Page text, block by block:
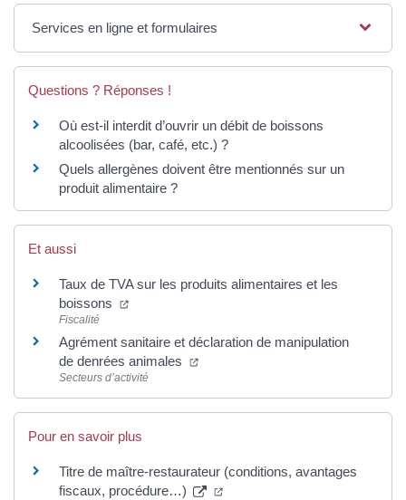
Services en ligne et formulaires
Questions ? Réponses !
Où est-il interdit d’ouvrir un débit de boissons
alcoolisées (bar, café, etc.) ?
Quels allergènes doivent être mentionnés sur un
produit alimentaire ?
Et aussi
Taux de TVA sur les produits alimentaires et les
boissons
(ouverture dans un nouvel onglet)
Fiscalité
Agrément sanitaire et déclaration de manipulation
de denrées animales
(ouverture dans un nouvel onglet)
Secteurs d’activité
Pour en savoir plus
Titre de maître-restaurateur (conditions, avantages
fiscaux, procédure…)
(ouverture dans un nouvel